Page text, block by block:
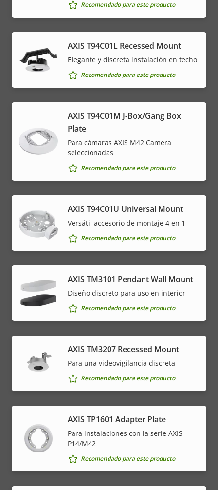
Recomendado para este producto
AXIS T94C01L Recessed Mount
Elegante y discreta instalación en techo
Recomendado para este producto
AXIS T94C01M J-Box/Gang Box
Plate
Para cámaras AXIS M42 Camera
seleccionadas
Recomendado para este producto
AXIS T94C01U Universal Mount
Versátil accesorio de montaje 4 en 1
Recomendado para este producto
AXIS TM3101 Pendant Wall Mount
Diseño discreto para uso en interior
Recomendado para este producto
AXIS TM3207 Recessed Mount
Para una videovigilancia discreta
Recomendado para este producto
AXIS TP1601 Adapter Plate
Para instalaciones con la serie AXIS
P14/M42
Recomendado para este producto